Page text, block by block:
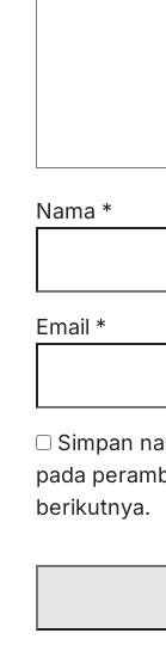
Nama *
Email *
Simpan
pada
berikutnya.